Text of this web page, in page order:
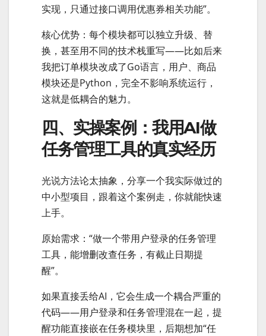
实现，只通过接口调用优惠券相关功能”。
核心优势：每个模块都可以独立升级、替
换，甚至用不同的技术栈重写——比如后来
我把订单模块改成了Go语言，用户、商品
模块还是Python，完全不影响系统运行，
这就是低耦合的魅力。
四、实操案例：我用AI做
任务管理工具的真实经历
光说方法论太抽象，分享一个我实际做过的
中小型项目，跟着这个案例走，你就能快速
上手。
原始需求：“做一个带用户登录的任务管理
工具，能增删改查任务，有截止日期提
醒”。
如果直接丢给AI，它会生成一个耦合严重的
代码——用户登录和任务管理混在一起，提
醒功能直接嵌在任务模块里，后期想加“任